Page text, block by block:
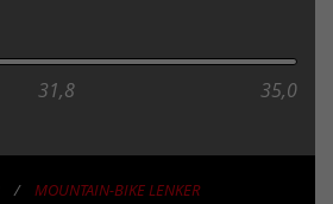
31,8 35,0
MOUNTAIN-BIKE LENKER